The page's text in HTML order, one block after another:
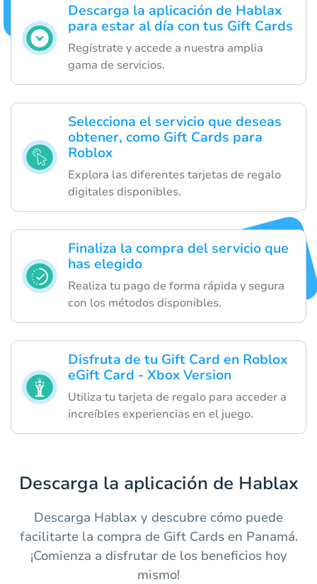
Descarga la aplicación de Hablax
para estar al día con tus Gift Cards
Regístrate y accede a nuestra amplia
gama de servicios.
Selecciona el servicio que deseas
obtener, como Gift Cards para
Roblox
Explora las diferentes tarjetas de regalo
digitales disponibles.
Finaliza la compra del servicio que
has elegido
Realiza tu pago de forma rápida y segura
con los métodos disponibles.
Disfruta de tu Gift Card en Roblox
eGift Card - Xbox Version
Utiliza tu tarjeta de regalo para acceder a
increíbles experiencias en el juego.
Descarga la aplicación de Hablax
Descarga Hablax y descubre cómo puede
facilitarte la compra de Gift Cards en Panamá.
¡Comienza a disfrutar de los beneficios hoy
mismo!